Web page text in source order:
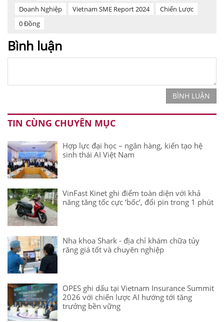
Doanh Nghiệp
Vietnam SME Report 2024
Chiến Lược
0 Đồng
Bình luận
BÌNH LUẬN
TIN CÙNG CHUYÊN MỤC
Hợp lực đại học – ngân hàng, kiến tạo hệ
sinh thái AI Việt Nam
VinFast Kinet ghi điểm toàn diện với khả
năng tăng tốc cực ‘bốc’, đổi pin trong 1 phút
Nha khoa Shark - địa chỉ khám chữa tủy
răng giá tốt và chuyên nghiệp
OPES ghi dấu tại Vietnam Insurance Summit
2026 với chiến lược AI hướng tới tăng
trưởng bền vững